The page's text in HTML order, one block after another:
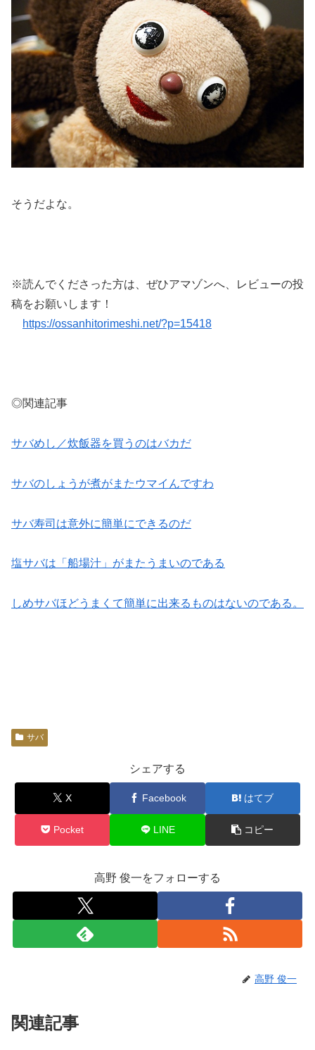
そうだよな。
※読んでくださった方は、ぜひアマゾンへ、レビューの投
稿をお願いします！
https://ossanhitorimeshi.net/?p=15418
◎関連記事
サバめし／炊飯器を買うのはバカだ
サバのしょうが煮がまたウマイんですわ
サバ寿司は意外に簡単にできるのだ
塩サバは「船場汁」がまたうまいのである
しめサバほどうまくて簡単に出来るものはないのである。
サバ
シェアする
X Facebook はてブ
Pocket LINE コピー
高野 俊一をフォローする
高野 俊一
関連記事